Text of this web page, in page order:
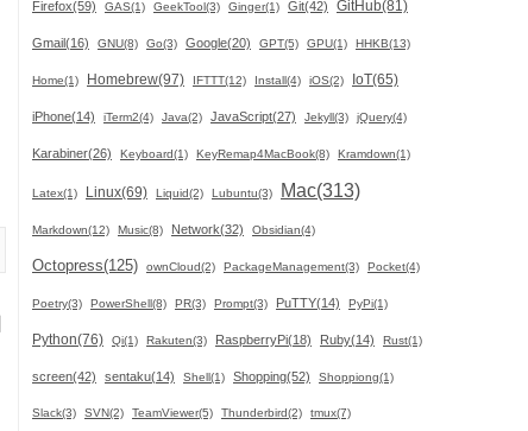
Firefox(59) GAS(1) GeekTool(3) Ginger(1) Git(42) GitHub(81)
Gmail(16) GNU(8) Go(3) Google(20) GPT(5) GPU(1) HHKB(13)
Home(1) Homebrew(97) IFTTT(12) Install(4) iOS(2) IoT(65)
iPhone(14) iTerm2(4) Java(2) JavaScript(27) Jekyll(3) jQuery(4)
Karabiner(26) Keyboard(1) KeyRemap4MacBook(8) Kramdown(1)
Latex(1) Linux(69) Liquid(2) Lubuntu(3) Mac(313)
Markdown(12) Music(8) Network(32) Obsidian(4)
Octopress(125) ownCloud(2) PackageManagement(3) Pocket(4)
Poetry(3) PowerShell(8) PR(3) Prompt(3) PuTTY(14) PyPi(1)
Python(76) Qi(1) Rakuten(3) RaspberryPi(18) Ruby(14) Rust(1)
screen(42) sentaku(14) Shell(1) Shopping(52) Shoppiong(1)
Slack(3) SVN(2) TeamViewer(5) Thunderbird(2) tmux(7)